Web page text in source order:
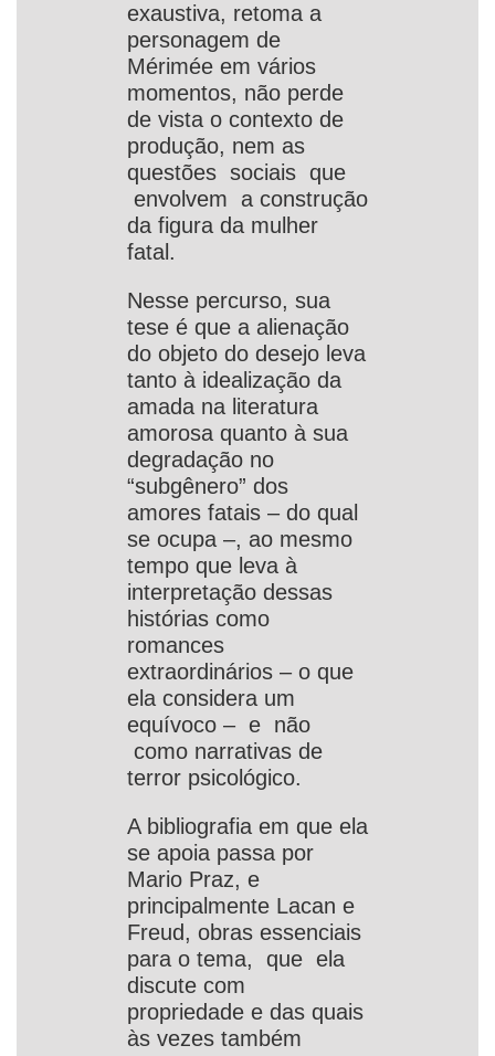
exaustiva, retoma a
personagem de
Mérimée em vários
momentos, não perde
de vista o contexto de
produção, nem as
questões sociais que
envolvem a construção
da figura da mulher
fatal.
Nesse percurso, sua
tese é que a alienação
do objeto do desejo leva
tanto à idealização da
amada na literatura
amorosa quanto à sua
degradação no
“subgênero” dos
amores fatais – do qual
se ocupa –, ao mesmo
tempo que leva à
interpretação dessas
histórias como
romances
extraordinários – o que
ela considera um
equívoco – e não
como narrativas de
terror psicológico.
A bibliografia em que ela
se apoia passa por
Mario Praz, e
principalmente Lacan e
Freud, obras essenciais
para o tema, que ela
discute com
propriedade e das quais
às vezes também